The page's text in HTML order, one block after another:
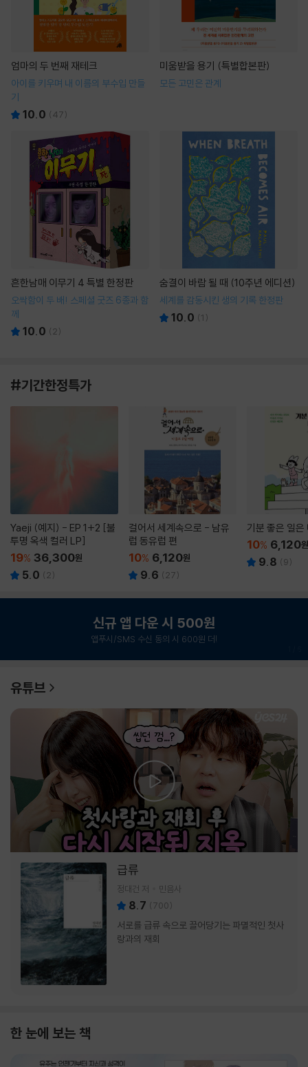
엄마의 두 번째 재테크
아이를 키우며 내 이름의 부수입 만들
기
10.0 (47)
미움받을 용기 (특별합본판)
모든 고민은 관계
흔한남매 이무기 4 특별 한정판
오싹함이 두 배! 스페셜 굿즈 6종과 함
께
10.0 ( 2)
숨결이 바람 될 때 (10주년 에디션)
세계를 감동시킨 생의 기록 한정판
10.0 (1 )
#기간한정특가
Yaeji (예지) - EP 1+2 [불
투명 옥색 컬러 LP]
19% 36,300원
5.0 ( 2)
걸어서 세계속으로 - 남유
럽 동유럽 편
10% 6,120원
9.6 ( 27)
기분 좋은 일은
10% 6,120원
9.8 (9)
신규 앱 다운 시 500원
앱푸시/SMS 수신 동의 시 600원 더!
유튜브
급류
정대건 저 민음사
8.7 (700)
서로를 급류 속으로 끌어당기는 파멸적인 첫사
랑과의 재회
한 눈에 보는 책